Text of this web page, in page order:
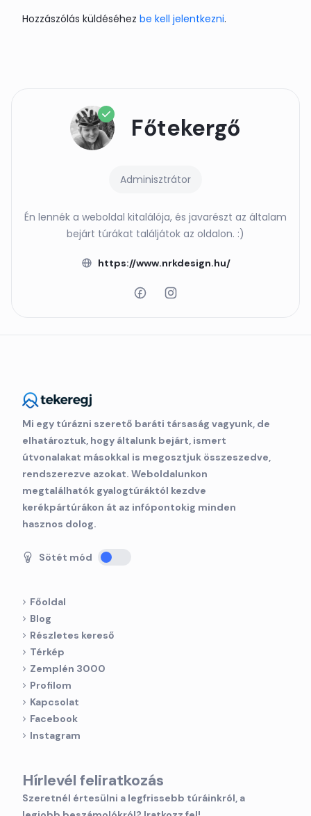
Főtekergő
Adminisztrátor
Én lennék a weboldal kitalálója, és javarészt az általam
bejárt túrákat találjátok az oldalon. :)
https://www.nrkdesign.hu/
Hozzászólás küldéséhez be kell jelentkezni.
Mi egy túrázni szerető baráti társaság vagyunk, de
elhatároztuk, hogy általunk bejárt, ismert
útvonalakat másokkal is megosztjuk összeszedve,
rendszerezve azokat. Weboldalunkon
megtalálhatók gyalogtúráktól kezdve
kerékpártúrákon át az infópontokig minden
hasznos dolog.
Sötét mód
Főoldal
Blog
Részletes kereső
Térkép
Zemplén 3000
Profilom
Kapcsolat
Facebook
Instagram
Hírlevél feliratkozás
Szeretnél értesülni a legfrissebb túráinkról, a